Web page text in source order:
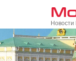
Новости